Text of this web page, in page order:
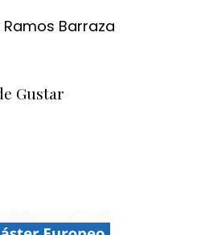
Barraza
Gustar